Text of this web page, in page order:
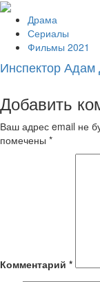
Драма
Сериалы
Фильмы 2021
Инспектор Адам
Добавить
Ваш адрес email не
помечены *
Комментарий *